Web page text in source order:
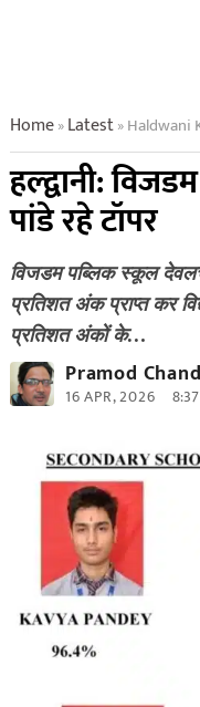
Home»Latest»Haldwani
हल्द्वानी:
पांडे रहे टॉपर
विजडम पब्लिक स्कूल
प्रतिशत अंक प्राप्त कर
प्रतिशत अंकों के…
Pramod
16 APR, 2026